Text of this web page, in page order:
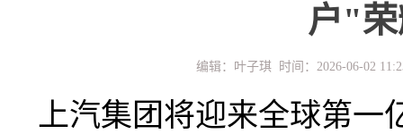
户"
编辑：叶子琪 时间：2026-06-02
上汽集团将迎来全球第一